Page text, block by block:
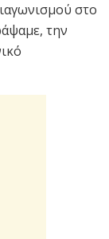
στο
την